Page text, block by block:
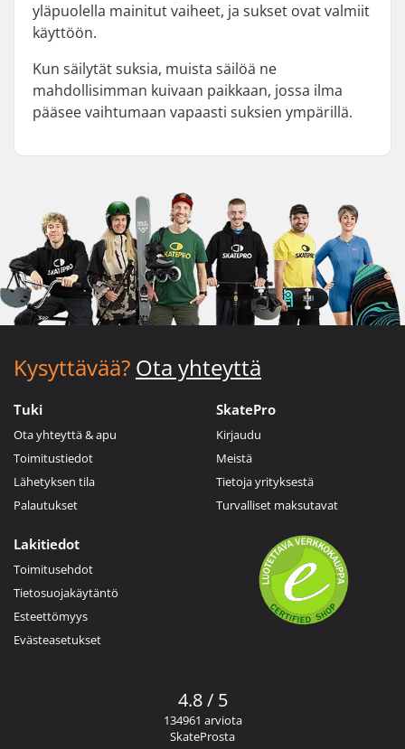
yläpuolella mainitut vaiheet, ja sukset ovat valmiit
käyttöön.
Kun säilytät suksia, muista säilöä ne
mahdollisimman kuivaan paikkaan, jossa ilma
pääsee vaihtumaan vapaasti suksien ympärillä.
Kysyttävää? Ota yhteyttä
Tuki
Ota yhteyttä & apu
Toimitustiedot
Lähetyksen tila
Palautukset
SkatePro
Kirjaudu
Meistä
Tietoja yrityksestä
Turvalliset maksutavat
Lakitiedot
Toimitusehdot
Tietosuojakäytäntö
Esteettömyys
Evästeasetukset
4.8 / 5
134961 arviota
SkateProsta